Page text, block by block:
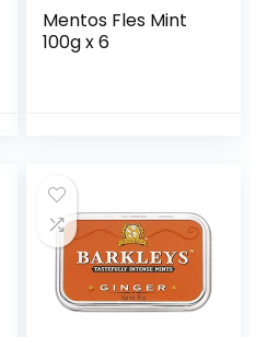
Mentos Fles Mint
100g x 6